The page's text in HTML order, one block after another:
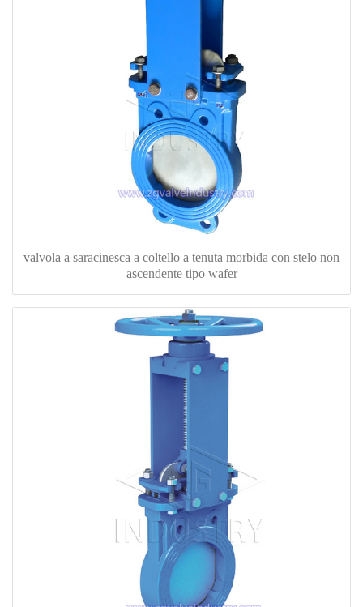
valvola a saracinesca a coltello a tenuta morbida con stelo non
ascendente tipo wafer